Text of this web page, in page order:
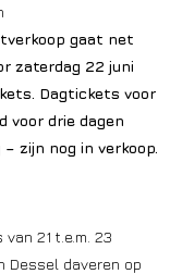
gaat net
zaterdag 22 juni
Dagtickets voor
voor drie dagen
zijn nog in verkoop.
21 t.e.m. 23
Dessel daveren op